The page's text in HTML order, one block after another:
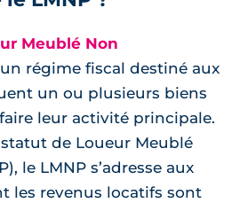
Meublé Non
régime fiscal destiné aux
un ou plusieurs biens
leur activité principale.
de Loueur Meublé
le LMNP s’adresse aux
les revenus locatifs sont